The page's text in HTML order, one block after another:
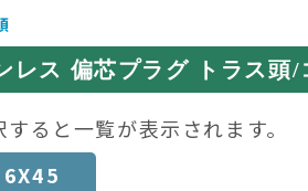
レス 偏芯プラグ トラス頭/
ると一覧が表示されます。
6X45